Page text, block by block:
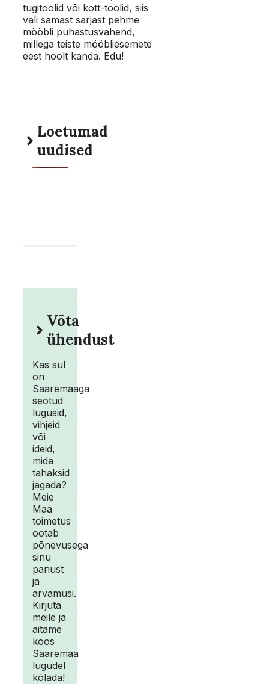
tugitoolid või kott-toolid, siis
vali samast sarjast pehme
mööbli puhastusvahend,
millega teiste mööbliesemete
eest hoolt kanda. Edu!
Loetumad
uudised
Võta
ühendust
Kas sul
on
Saaremaaga
seotud
lugusid,
vihjeid
või
ideid,
mida
tahaksid
jagada?
Meie
Maa
toimetus
ootab
põnevusega
sinu
panust
ja
arvamusi.
Kirjuta
meile ja
aitame
koos
Saaremaa
lugudel
kõlada!